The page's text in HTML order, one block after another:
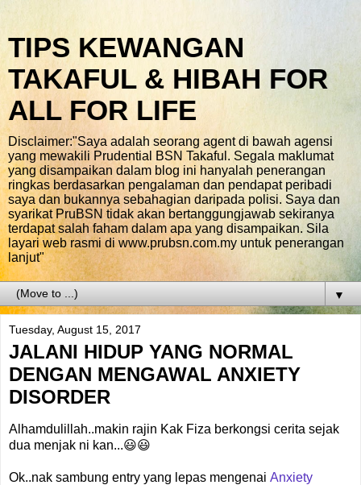
TIPS KEWANGAN
TAKAFUL & HIBAH FOR
ALL FOR LIFE
Disclaimer:"Saya adalah seorang agent di bawah agensi
yang mewakili Prudential BSN Takaful. Segala maklumat
yang disampaikan dalam blog ini hanyalah penerangan
ringkas berdasarkan pengalaman dan pendapat peribadi
saya dan bukannya sebahagian daripada polisi. Saya dan
syarikat PruBSN tidak akan bertanggungjawab sekiranya
terdapat salah faham dalam apa yang disampaikan. Sila
layari web rasmi di www.prubsn.com.my untuk penerangan
lanjut"
▼
Tuesday, August 15, 2017
JALANI HIDUP YANG NORMAL
DENGAN MENGAWAL ANXIETY
DISORDER
Alhamdulillah..makin rajin Kak Fiza berkongsi cerita sejak
dua menjak ni kan...😃😃
Ok..nak sambung entry yang lepas mengenai Anxiety